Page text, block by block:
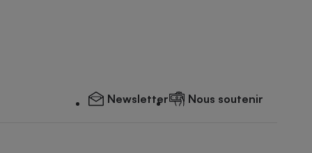
Newsletter Nous soutenir